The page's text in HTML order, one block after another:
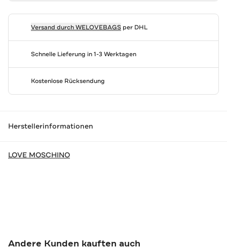
Versand durchWELOVEBAGSper DHL
Schnelle Lieferung in 1-3 Werktagen
Kostenlose Rücksendung
Herstellerinformationen
LOVE MOSCHINO
Andere Kunden kauften auch